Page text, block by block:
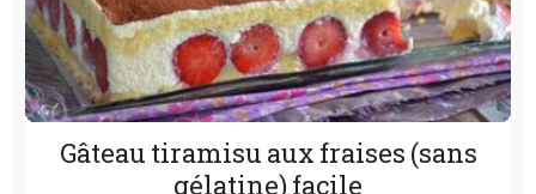
Gâteau tiramisu aux fraises (sans
gélatine) facile